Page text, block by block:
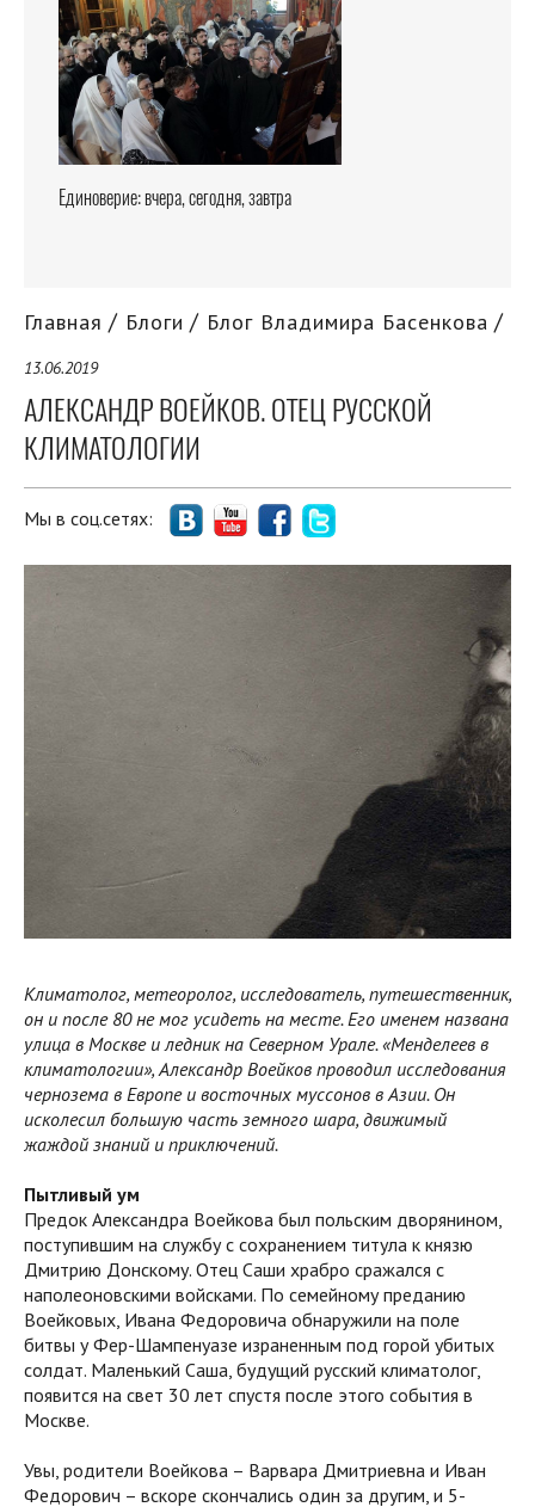
Единоверие: вчера, сегодня, завтра
Главная Блоги Блог Владимира Басенкова
13.06.2019
АЛЕКСАНДР ВОЕЙКОВ. ОТЕЦ РУССКОЙ
КЛИМАТОЛОГИИ
Мы в соц.сетях:
Климатолог, метеоролог, исследователь, путешественник,
он и после 80 не мог усидеть на месте. Его именем названа
улица в Москве и ледник на Северном Урале. «Менделеев в
климатологии», Александр Воейков проводил исследования
чернозема в Европе и восточных муссонов в Азии. Он
исколесил большую часть земного шара, движимый
жаждой знаний и приключений.
Пытливый ум
Предок Александра Воейкова был польским дворянином,
поступившим на службу с сохранением титула к князю
Дмитрию Донскому. Отец Саши храбро сражался с
наполеоновскими войсками. По семейному преданию
Воейковых, Ивана Федоровича обнаружили на поле
битвы у Фер-Шампенуазе израненным под горой убитых
солдат. Маленький Саша, будущий русский климатолог,
появится на свет 30 лет спустя после этого события в
Москве.
Увы, родители Воейкова – Варвара Дмитриевна и Иван
Федорович – вскоре скончались один за другим, и 5-